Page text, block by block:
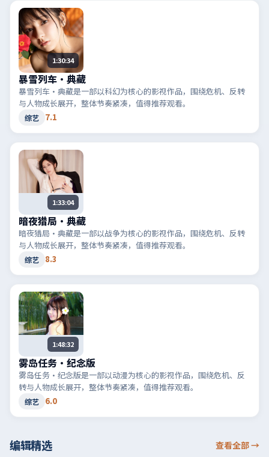
1:30:34
暴雪列车·典藏
暴雪列车·典藏是一部以科幻为核心的影视作品，围绕危机、反转
与人物成长展开，整体节奏紧凑，值得推荐观看。
综艺 7.1
1:33:04
暗夜猎局·典藏
暗夜猎局·典藏是一部以战争为核心的影视作品，围绕危机、反转
与人物成长展开，整体节奏紧凑，值得推荐观看。
综艺 8.3
1:48:32
雾岛任务·纪念版
雾岛任务·纪念版是一部以动漫为核心的影视作品，围绕危机、反
转与人物成长展开，整体节奏紧凑，值得推荐观看。
综艺 6.0
编辑精选 查看全部→